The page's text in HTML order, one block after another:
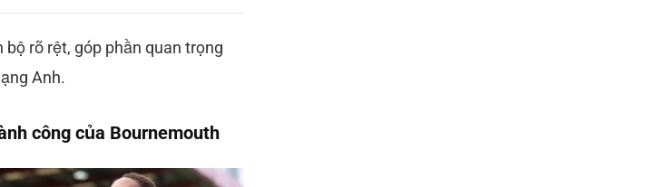
rõ rệt, góp phần quan trọng
Anh.
công của Bournemouth